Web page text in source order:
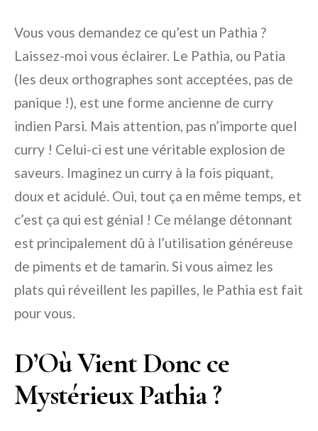
Vous vous demandez ce qu’est un Pathia ?
Laissez-moi vous éclairer. Le Pathia, ou Patia
(les deux orthographes sont acceptées, pas de
panique !), est une forme ancienne de curry
indien Parsi. Mais attention, pas n’importe quel
curry ! Celui-ci est une véritable explosion de
saveurs. Imaginez un curry à la fois piquant,
doux et acidulé. Oui, tout ça en même temps, et
c’est ça qui est génial ! Ce mélange détonnant
est principalement dû à l’utilisation généreuse
de piments et de tamarin. Si vous aimez les
plats qui réveillent les papilles, le Pathia est fait
pour vous.
D’Où Vient Donc ce
Mystérieux Pathia ?